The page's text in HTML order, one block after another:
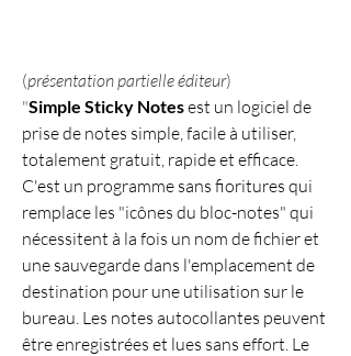
(présentation partielle éditeur)
"Simple Sticky Notes est un logiciel de
prise de notes simple, facile à utiliser,
totalement gratuit, rapide et efficace.
C'est un programme sans fioritures qui
remplace les "icônes du bloc-notes" qui
nécessitent à la fois un nom de fichier et
une sauvegarde dans l'emplacement de
destination pour une utilisation sur le
bureau. Les notes autocollantes peuvent
être enregistrées et lues sans effort. Le